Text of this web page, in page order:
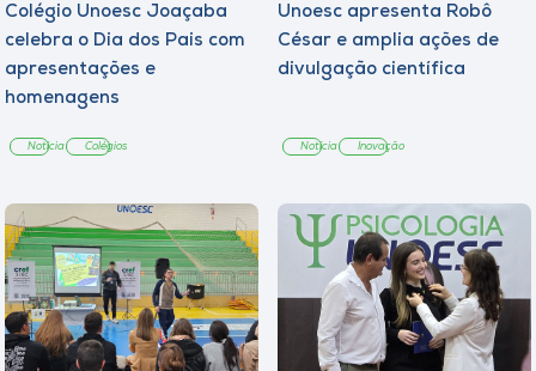
Colégio Unoesc Joaçaba
celebra o Dia dos Pais com
apresentações e
homenagens
Notícia Colégios
Unoesc apresenta Robô
César e amplia ações de
divulgação científica
Notícia Inovação